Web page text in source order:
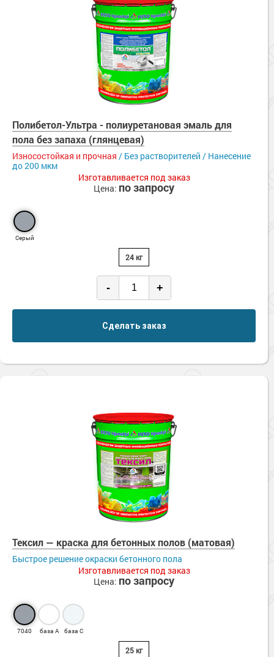
Полибетол-Ультра - полиуретановая эмаль для
пола без запаха (глянцевая)
Износостойкая и прочная / Без растворителей / Нанесение
до 200 мкм
Изготавливается под заказ
Цена: по запросу
Серый
24 кг
- +
Сделать заказ
Тексил — краска для бетонных полов (матовая)
Быстрое решение окраски бетонного пола
Изготавливается под заказ
Цена: по запросу
7040 база А база С
25 кг